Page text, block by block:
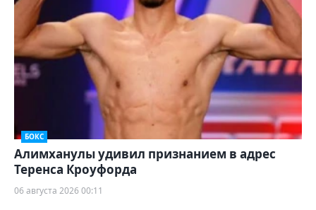
БОКС
Алимханулы удивил признанием в адрес
Теренса Кроуфорда
06 августа 2026 00:11